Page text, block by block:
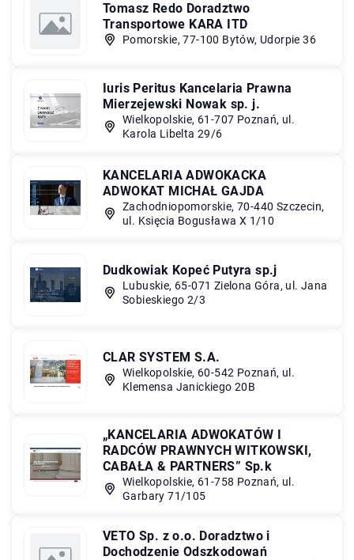
Tomasz Redo Doradztwo
Transportowe KARA ITD
Pomorskie, 77-100 Bytów, Udorpie 36
Iuris Peritus Kancelaria Prawna
Mierzejewski Nowak sp. j.
Wielkopolskie, 61-707 Poznań, ul.
Karola Libelta 29/6
KANCELARIA ADWOKACKA
ADWOKAT MICHAŁ GAJDA
Zachodniopomorskie, 70-440 Szczecin,
ul. Księcia Bogusława X 1/10
Dudkowiak Kopeć Putyra sp.j
Lubuskie, 65-071 Zielona Góra, ul. Jana
Sobieskiego 2/3
CLAR SYSTEM S.A.
Wielkopolskie, 60-542 Poznań, ul.
Klemensa Janickiego 20B
„KANCELARIA ADWOKATÓW I
RADCÓW PRAWNYCH WITKOWSKI,
CABAŁA & PARTNERS” Sp.k
Wielkopolskie, 61-758 Poznań, ul.
Garbary 71/105
VETO Sp. z o.o. Doradztwo i
Dochodzenie Odszkodowań